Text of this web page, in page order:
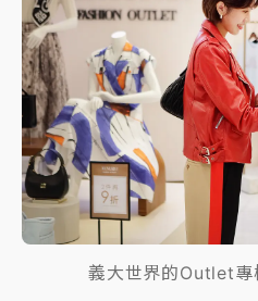
義大世界的Outlet專